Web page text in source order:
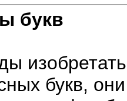
букв
букв,